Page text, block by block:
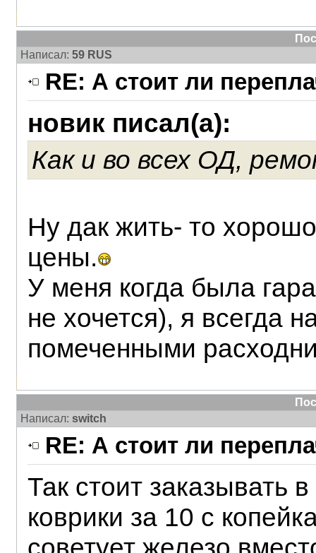
Написал: 59 RUS
RE: А стоит ли
новик писал(а):
Как и во всех ОД,
Ну дак жить- то
цены.
У меня когда была
не хочется), я всегда
помеченными
Написал: switch
RE: А стоит ли
Так стоит заказывать
коврики за 10 с